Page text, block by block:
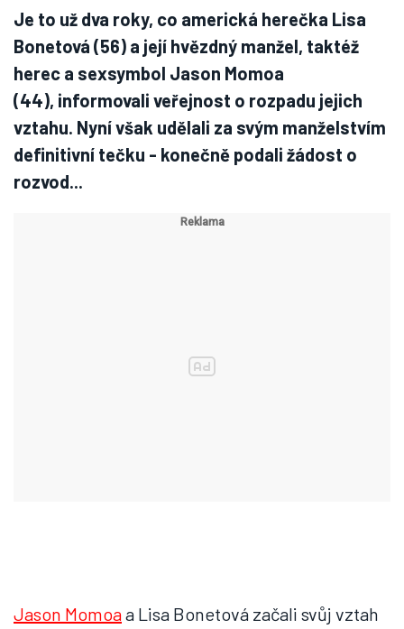
Je to už dva roky, co americká herečka Lisa
Bonetová (56) a její hvězdný manžel, taktéž
herec a sexsymbol Jason Momoa
(44), informovali veřejnost o rozpadu jejich
vztahu. Nyní však udělali za svým manželstvím
definitivní tečku - konečně podali žádost o
rozvod...
Jason Momoaa Lisa Bonetová začali svůj vztah